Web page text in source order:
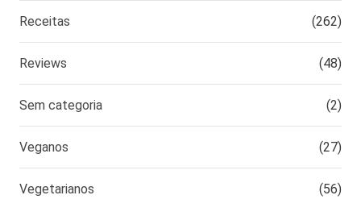
Receitas (262)
Reviews (48)
Sem categoria (2)
Veganos (27)
Vegetarianos (56)